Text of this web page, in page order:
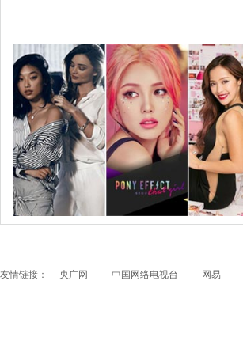
跟随电影去旅行：布拉格 在这里邂逅特工、寻找浪漫
友情链接： 央广网 中国网络电视台 网易